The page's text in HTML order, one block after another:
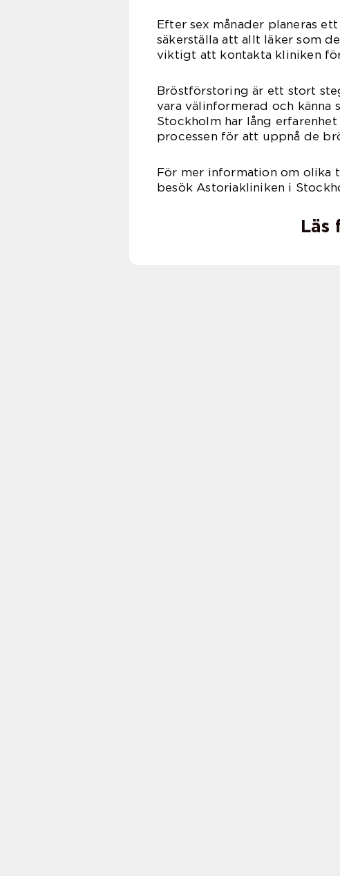
Efter sex månader planeras
säkerställa att allt läker som
viktigt att kontakta kliniken
Bröstförstoring är ett stort
vara välinformerad och
Stockholm har lång
processen för att uppnå de
För mer information om olika
besök Astoriakliniken i
Läs